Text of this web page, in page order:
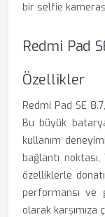
bir selfie
Redmi Pad
Özellikler
Redmi Pad SE
Bu büyük
kullanım
bağlantı
özelliklerle
performansı ve
olarak karşımıza